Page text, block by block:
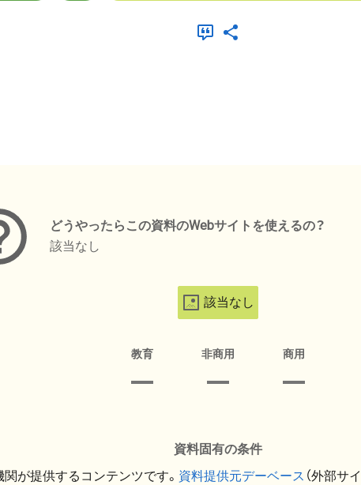
どうやったらこの資料のWebサイトを使えるの？
該当なし
該当なし
教育 非商用 商用
資料固有の条件
関が提供するコンテンツです。 資料提供元デーベース （外部サ